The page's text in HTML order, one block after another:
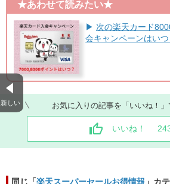
★あわせて読みたい★
▶ 次の楽天カード
会キャンペーンはいつ
お気に入りの記事を「いいね！」
いいね！
新しい
同じ「楽天スーパーセールお得情報 」カ